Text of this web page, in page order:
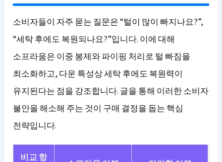
소비자들이 자주 묻는 질문은 “털이 많이 빠지나요?”,
“세탁 후에도 복원되나요?”입니다. 이에 대해
소프라움은 이중 봉제와 파이핑 처리로 털 빠짐을
최소화하고, 다운 특성상 세탁 후에도 복원력이
유지된다는 점을 강조합니다. 글을 통해 이러한 소비자
불안을 해소해 주는 것이 구매 결정을 돕는 핵심
전략입니다.
비교 항